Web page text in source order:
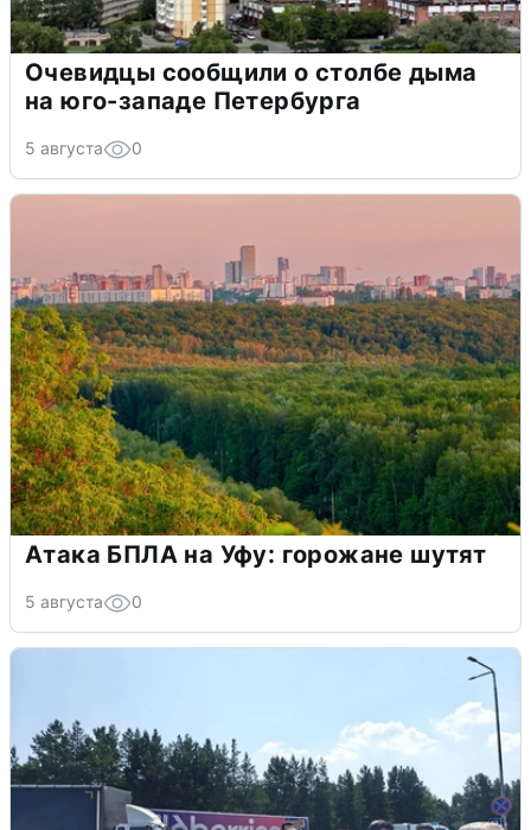
Очевидцы сообщили о столбе дыма
на юго-западе Петербурга
5 августа 0
Атака БПЛА на Уфу: горожане шутят
5 августа 0